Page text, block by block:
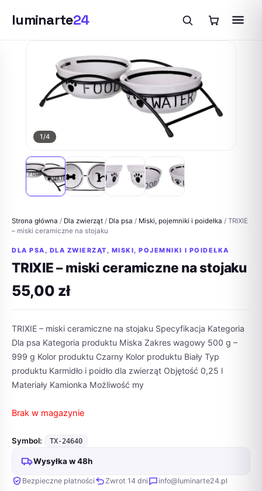
luminarte24
1/4
Strona główna / Dla zwierząt / Dla psa / Miski, pojemniki i poidełka / TRIXIE
– miski ceramiczne na stojaku
DLA PSA , DLA ZWIERZĄT , MISKI, POJEMNIKI I POIDEŁKA
TRIXIE – miski ceramiczne na stojaku
55,00 zł
TRIXIE – miski ceramiczne na stojaku Specyfikacja Kategoria
Dla psa Kategoria produktu Miska Zakres wagowy 500 g –
999 g Kolor produktu Czarny Kolor produktu Biały Typ
produktu Karmidło i poidło dla zwierząt Objętość 0,25 l
Materiały Kamionka Możliwość my
Brak w magazynie
Symbol: TX-24640
Wysyłka w 48h
Bezpieczne płatności Zwrot 14 dni info@luminarte24.pl